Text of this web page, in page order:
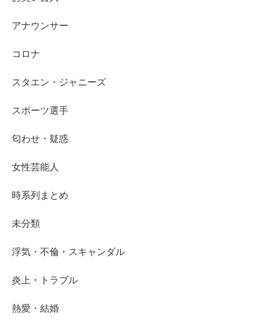
アナウンサー
コロナ
スタエン・ジャニーズ
スポーツ選手
匂わせ・疑惑
女性芸能人
時系列まとめ
未分類
浮気・不倫・スキャンダル
炎上・トラブル
熱愛・結婚